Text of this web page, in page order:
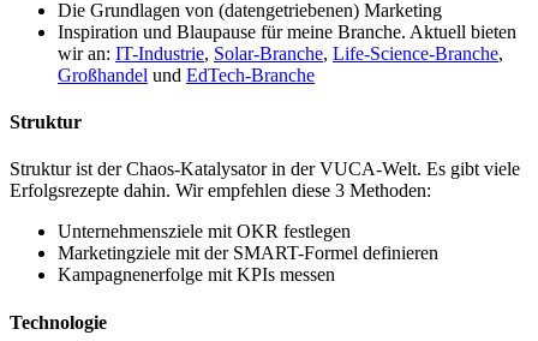
Die Grundlagen von (datengetriebenen) Marketing
Inspiration und Blaupause für meine Branche. Aktuell bieten
wir an: IT-Industrie, Solar-Branche, Life-Science-Branche,
Großhandel und EdTech-Branche
Struktur
Struktur ist der Chaos-Katalysator in der VUCA-Welt. Es gibt viele
Erfolgsrezepte dahin. Wir empfehlen diese 3 Methoden:
Unternehmensziele mit OKR festlegen
Marketingziele mit der SMART-Formel definieren
Kampagnenerfolge mit KPIs messen
Technologie